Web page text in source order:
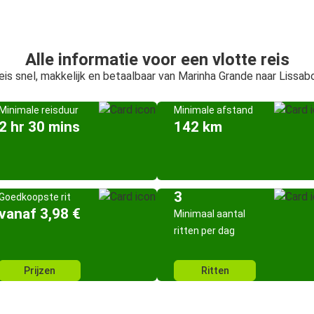
Alle informatie voor een vlotte reis
snel, makkelijk en betaalbaar van Marinha Grande naar
reisduur
hr 30 mins
Minimale afstand
142 km
rit
3,98 €
Prijzen
3
Minimaal aantal
ritten per dag
Ritten